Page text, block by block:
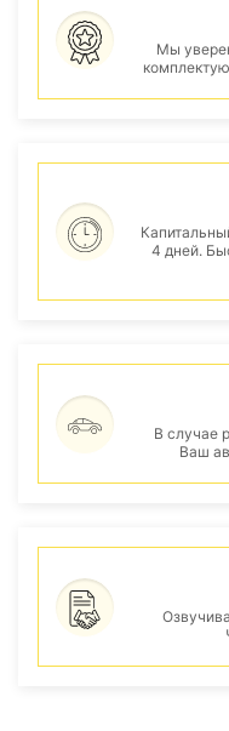
Мы
4 дней.
В случае
Ваш